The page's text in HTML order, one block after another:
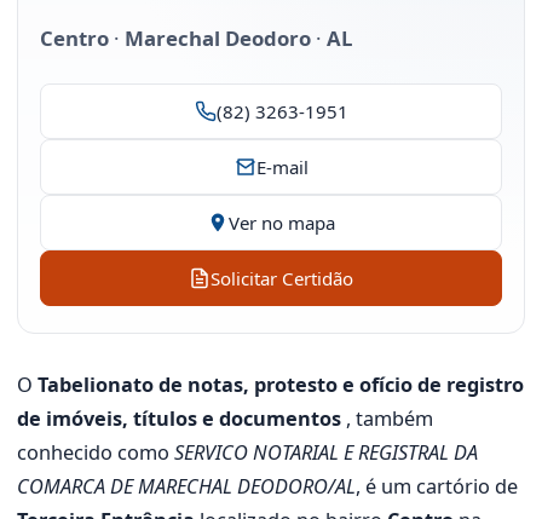
Centro · Marechal Deodoro · AL
(82) 3263-1951
E-mail
Ver no mapa
Solicitar Certidão
O Tabelionato de notas, protesto e ofício de registro
de imóveis, títulos e documentos , também
conhecido como SERVICO NOTARIAL E REGISTRAL DA
COMARCA DE MARECHAL DEODORO/AL, é um cartório de